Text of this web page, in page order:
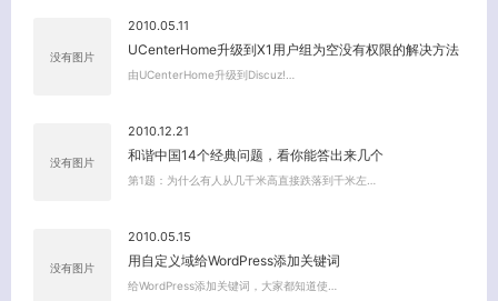
没有图片
2010.05.11
UCenterHome升级到X1用户组为空没有权限的解决方法
由UCenterHome升级到Discuz!…
没有图片
2010.12.21
和谐中国14个经典问题，看你能答出来几个
第1题：为什么有人从几千米高直接跌落到千米左…
没有图片
2010.05.15
用自定义域给WordPress添加关键词
给WordPress添加关键词，大家都知道使…